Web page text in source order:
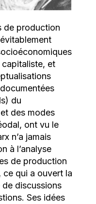
de production
et
du
des modes
ont vu le
n’a jamais
à l’analyse
de production
ce qui a ouvert la
discussions
Ses idées